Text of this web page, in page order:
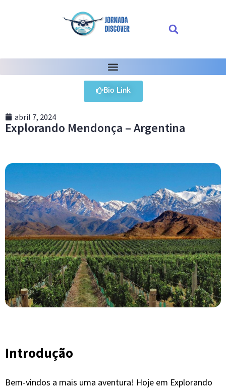
Bio Link
abril 7, 2024
Explorando Mendonça – Argentina
Introdução
Bem-vindos a mais uma aventura! Hoje em Explorando